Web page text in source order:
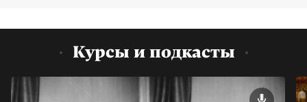
Курсы и подкасты